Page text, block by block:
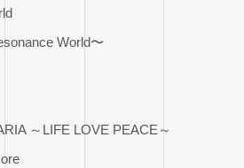
World〜
～LIFE LOVE PEACE～